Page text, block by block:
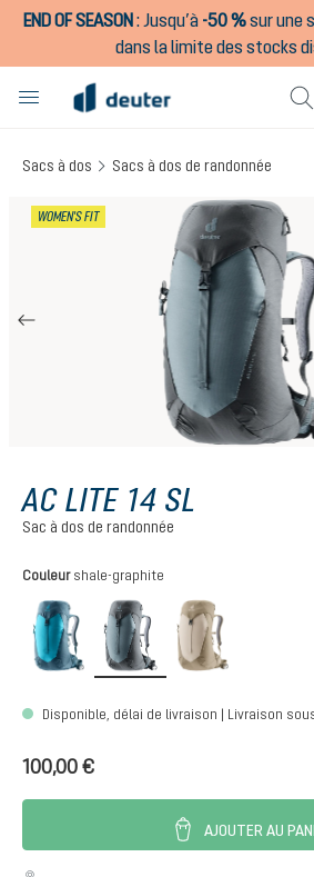
principal
END OF SEASON: Jusqu’à -50 %sur une
dans la limite des stocks
Sacs à dos Sacs à dos de randonnée
WOMEN'S FIT
Ignorer la galerie d'images
AC LITE 14 SL
Sac à dos de randonnée
Sélectionnez
Couleur shale-graphite
lagoon-atlanticshale-graphite
Disponible, délai de livraison | Livraison
100,00 €
AJOUTER AU